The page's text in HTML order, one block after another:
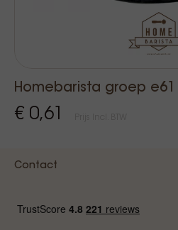
Homebarista groep
€ 0,61
Contact